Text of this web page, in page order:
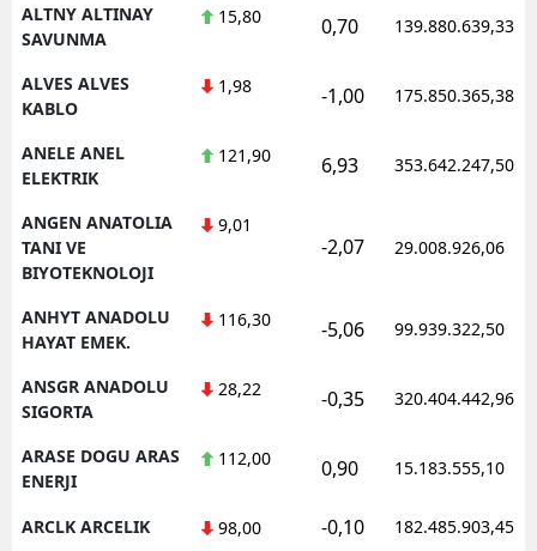
ALTNY ALTINAY
SAVUNMA
15,80 0,70 139.880.639,33
ALVES ALVES
KABLO
1,98 -1,00 175.850.365,38
ANELE ANEL
ELEKTRIK
121,90 6,93 353.642.247,50
ANGEN ANATOLIA
TANI VE
BIYOTEKNOLOJI
9,01
-2,07 29.008.926,06
ANHYT ANADOLU
HAYAT EMEK.
116,30 -5,06 99.939.322,50
ANSGR ANADOLU
SIGORTA
28,22 -0,35 320.404.442,96
ARASE DOGU ARAS
ENERJI
112,00 0,90 15.183.555,10
ARCLK ARCELIK 98,00 -0,10 182.485.903,45